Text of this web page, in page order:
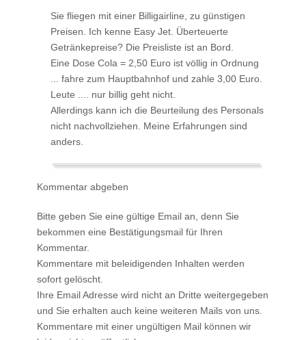
Sie fliegen mit einer Billigairline, zu günstigen
Preisen. Ich kenne Easy Jet. Überteuerte
Getränkepreise? Die Preisliste ist an Bord.
Eine Dose Cola = 2,50 Euro ist völlig in Ordnung
... fahre zum Hauptbahnhof und zahle 3,00 Euro.
Leute .... nur billig geht nicht.
Allerdings kann ich die Beurteilung des Personals
nicht nachvollziehen. Meine Erfahrungen sind
anders.
Kommentar abgeben
Bitte geben Sie eine gültige Email an, denn Sie
bekommen eine Bestätigungsmail für Ihren
Kommentar.
Kommentare mit beleidigenden Inhalten werden
sofort gelöscht.
Ihre Email Adresse wird nicht an Dritte weitergegeben
und Sie erhalten auch keine weiteren Mails von uns.
Kommentare mit einer ungültigen Mail können wir